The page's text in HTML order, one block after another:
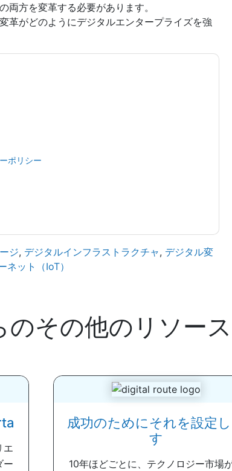
両方を変革する必要があります。
革がどのようにデジタルエンタープライズを強
ポリシー
ジ, デジタルインフラストラクチャ, デジタル変
ネット（IoT）
のその他のリソース
エ
ー
成功のためにそれを設定し
す
10年ほどごとに、テクノロジー市場